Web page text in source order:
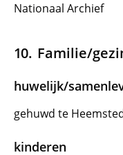
Nationaal Archief
Familie/
huwelijk/
gehuwd te
kinderen